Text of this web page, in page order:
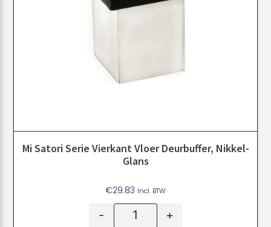
Mi Satori Serie Vierkant Vloer Deurbuffer, Nikkel-
Glans
€29.83 Incl. BTW
- +